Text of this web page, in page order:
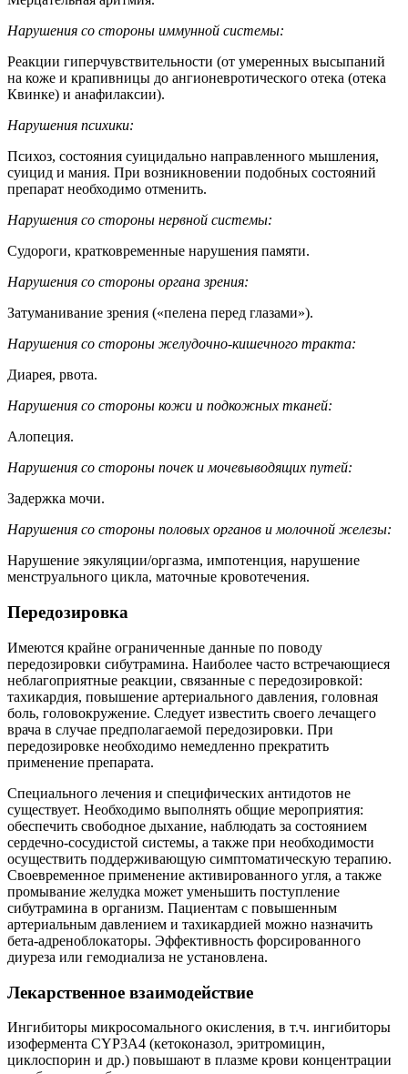
Нарушения со стороны иммунной системы:
Реакции гиперчувствительности (от умеренных высыпаний
на коже и крапивницы до ангионевротического отека (отека
Квинке) и анафилаксии).
Нарушения психики:
Психоз, состояния суицидально направленного мышления,
суицид и мания. При возникновении подобных состояний
препарат необходимо отменить.
Нарушения со стороны нервной системы:
Судороги, кратковременные нарушения памяти.
Нарушения со стороны органа зрения:
Затуманивание зрения («пелена перед глазами»).
Нарушения со стороны желудочно-кишечного тракта:
Диарея, рвота.
Нарушения со стороны кожи и подкожных тканей:
Алопеция.
Нарушения со стороны почек и мочевыводящих путей:
Задержка мочи.
Нарушения со стороны половых органов и молочной железы:
Нарушение эякуляции/оргазма, импотенция, нарушение
менструального цикла, маточные кровотечения.
Передозировка
Имеются крайне ограниченные данные по поводу
передозировки сибутрамина. Наиболее часто встречающиеся
неблагоприятные реакции, связанные с передозировкой:
тахикардия, повышение артериального давления, головная
боль, головокружение. Следует известить своего лечащего
врача в случае предполагаемой передозировки. При
передозировке необходимо немедленно прекратить
применение препарата.
Специального лечения и специфических антидотов не
существует. Необходимо выполнять общие мероприятия:
обеспечить свободное дыхание, наблюдать за состоянием
сердечно-сосудистой системы, а также при необходимости
осуществить поддерживающую симптоматическую терапию.
Своевременное применение активированного угля, а также
промывание желудка может уменьшить поступление
сибутрамина в организм. Пациентам с повышенным
артериальным давлением и тахикардией можно назначить
бета-адреноблокаторы. Эффективность форсированного
диуреза или гемодиализа не установлена.
Лекарственное взаимодействие
Ингибиторы микросомального окисления, в т.ч. ингибиторы
изофермента CYP3A4 (кетоконазол, эритромицин,
циклоспорин и др.) повышают в плазме крови концентрации